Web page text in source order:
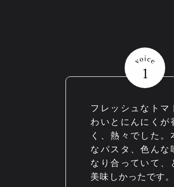
フレッシュなトマ
わいとにんにくが
く、熱々でした。
なパスタ、色んな
なり合っていて、
美味しかったです。